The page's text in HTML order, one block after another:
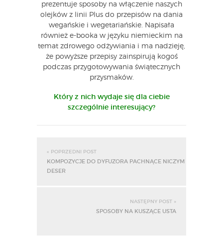
prezentuje sposoby na włączenie naszych
olejków z linii Plus do przepisów na dania
wegańskie i wegetariańskie. Napisała
również e-booka w języku niemieckim na
temat zdrowego odżywiania i ma nadzieję,
że powyższe przepisy zainspirują kogoś
podczas przygotowywania świątecznych
przysmaków.
Który z nich wydaje się dla ciebie
szczególnie interesujący?
« POPRZEDNI POST
KOMPOZYCJE DO DYFUZORA PACHNĄCE NICZYM
DESER
NASTĘPNY POST »
SPOSOBY NA KUSZĄCE USTA